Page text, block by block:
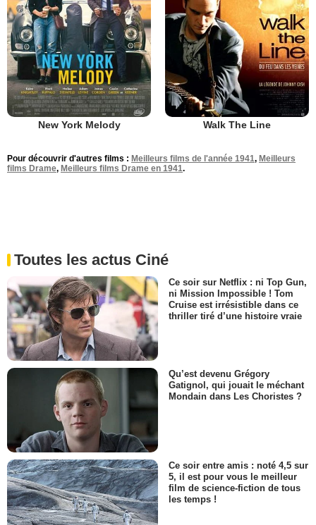
New York Melody Walk The Line
Pour découvrir d'autres films : Meilleurs films de l'année 1941, Meilleurs
films Drame, Meilleurs films Drame en 1941.
Toutes les actus Ciné
Ce soir sur Netflix : ni Top Gun,
ni Mission Impossible ! Tom
Cruise est irrésistible dans ce
thriller tiré d’une histoire vraie
Qu’est devenu Grégory
Gatignol, qui jouait le méchant
Mondain dans Les Choristes ?
Ce soir entre amis : noté 4,5 sur
5, il est pour vous le meilleur
film de science-fiction de tous
les temps !